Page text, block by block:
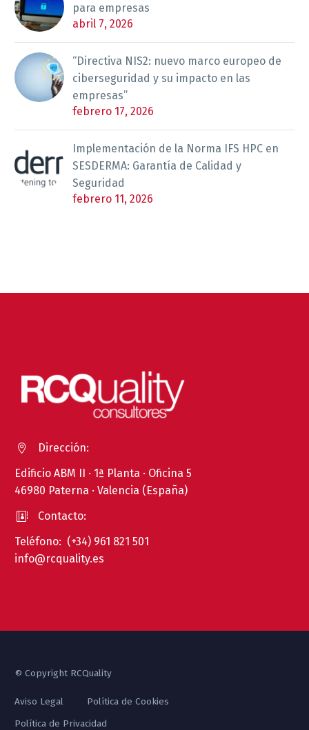
para empresas
abril 7, 2026
“Directiva NIS2: nuevo marco europeo de
ciberseguridad y su impacto en las
empresas”
febrero 17, 2026
Implementación de la Norma IFS HPC en
SESDERMA: Garantía de Calidad y
Seguridad
febrero 11, 2026


Dirección:
Edificio ABM II · 1ª Planta · Oficina 5
46980 Paterna · Valencia (España)


Contacto:
Teléfono: (+34) 961 821 501
info@rcquality.es
© Copyright RCQuality
Aviso Legal
Política de Cookies
Política de Privacidad